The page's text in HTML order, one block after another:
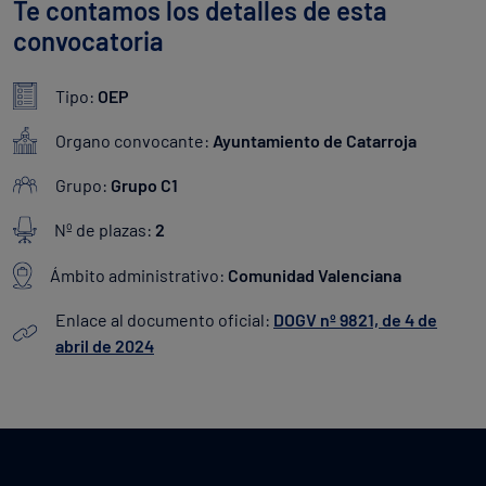
Te contamos los detalles de esta
convocatoria
Tipo: OEP
Organo convocante: Ayuntamiento de Catarroja
Grupo: Grupo C1
Nº de plazas: 2
Ámbito administrativo: Comunidad Valenciana
Enlace al documento oficial: DOGV nº 9821, de 4 de
abril de 2024